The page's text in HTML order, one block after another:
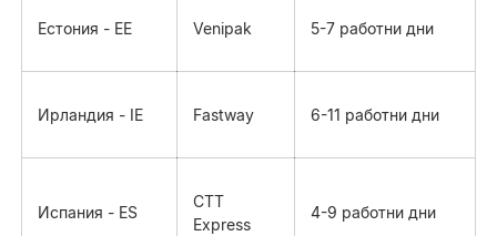
Естония - EE Venipak 5-7 работни дни
Ирландия - IE Fastway 6-11 работни дни
Испания - ES
CTT
Express
4-9 работни дни